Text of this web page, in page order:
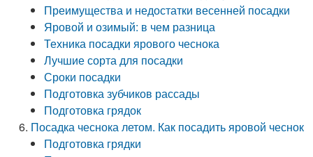
Преимущества и недостатки весенней посадки
Яровой и озимый: в чем разница
Техника посадки ярового чеснока
Лучшие сорта для посадки
Сроки посадки
Подготовка зубчиков рассады
Подготовка грядок
Посадка чеснока летом. Как посадить яровой чеснок
Подготовка грядки